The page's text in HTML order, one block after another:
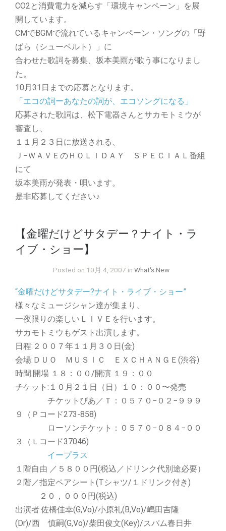
CO2と消費電力を減らす「環境キャンペーン」を展
開しています。
CMでBGMで流れているキャンペーン・ソングの「野
ばら（シューベルト）」に
合わせた歌詞を募集、坂本美雨が歌う事になりまし
た。
10月31日までの応募となります。
「エコの詞ーあなたの詞が、エコソングになる」
応募された歌詞は、松下電器さんとサカモトミウが
審査し、
１１月２３日に放送される、
Ｊ−ＷＡＶＥのＨＯＬＩＤＡＹ ＳＰＥＣＩＡＬ番組
にて
坂本美雨が発表・唄います。
是非応募してください♪
【金曜だけどサタデー？ナイト・ラ
イブ・ショー】
Posted on 10月 4, 2007 in What's New
“金曜だけどサタデー?ナイト・ライブ・ショー”
様々なミュージシャン達が集まり、
一夜限りの楽しいＬＩＶＥを行います。
サカモトミウもゲスト出演します。
日程:２００７年１１月３０日(金)
会場:ＤＵＯ ＭＵＳＩＣ ＥＸＣＨＡＮＧＥ(渋谷)
時間:開場 １８：００/開演 １９：００
チケット:１０月２１日（日）１０：００〜発売
チケットぴあ／Ｔ：０５７０−０２−９９９
９（Ｐコード273-858)
ローソンチケット：０５７０−０８４−００
３（Ｌコード37046)
イープラス
１階自由 ／５８００円(税込／ドリンク代別途必要）
２階／指定ペアシート(Tシャツ/１ドリンク付き)
２０，０００円(税込)
出演者:佐橋佳幸(G,Vo)/小原礼(B,Vo)/嶋田吉隆
(Dr)/西 慎嗣(G,Vo)/柴田俊文(Key)/スパム春日井